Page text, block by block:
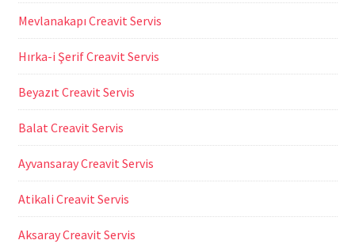
Mevlanakapı Creavit Servis
Hırka-i Şerif Creavit Servis
Beyazıt Creavit Servis
Balat Creavit Servis
Ayvansaray Creavit Servis
Atikali Creavit Servis
Aksaray Creavit Servis